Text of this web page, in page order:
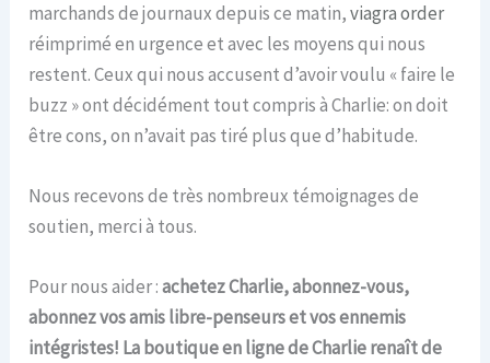
marchands de journaux depuis ce matin,viagra order
réimprimé en urgence et avec les moyens qui nous
restent. Ceux qui nous accusent d’avoir voulu « faire le
buzz » ont décidément tout compris à Charlie: on doit
être cons, on n’avait pas tiré plus que d’habitude.
Nous recevons de très nombreux témoignages de
soutien, merci à tous.
Pour nous aider :achetez Charlie, abonnez-vous,
abonnez vos amis libre-penseurs et vos ennemis
intégristes! La boutique en ligne de Charlie renaît de